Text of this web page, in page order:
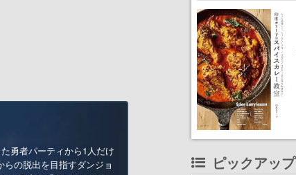
勇者パーティから1人だけ
の脱出を目指すダンジョ
ピックアップ